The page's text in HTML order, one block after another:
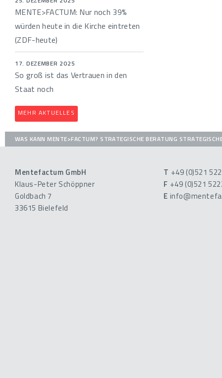
MENTE>FACTUM: Nur noch 39%
würden heute in die Kirche eintreten
(ZDF-heute)
17. DEZEMBER 2025
So groß ist das Vertrauen in den
Staat noch
MEHR AKTUELLES
WAS KANN MENTE>FACTUM? STRATEGISCHE BERATUNG
Mentefactum GmbH
Klaus-Peter Schöppner
Goldbach 7
33615 Bielefeld
T +49 (0)521
F +49 (0)521
E